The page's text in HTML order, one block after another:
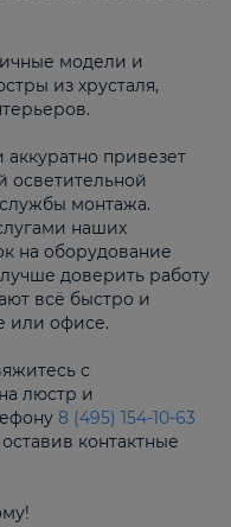
модели и
из хрусталя,
привезет
осветительной
монтажа.
наших
на оборудование
доверить работу
всё быстро и
или офисе.
с
люстр и
8 (495) 154-10-63
контактные